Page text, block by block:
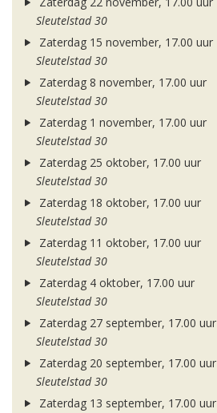
Sleutelstad 30
Zaterdag 15 november, 17.00 uur
Sleutelstad 30
Zaterdag 8 november, 17.00 uur
Sleutelstad 30
Zaterdag 1 november, 17.00 uur
Sleutelstad 30
Zaterdag 25 oktober, 17.00 uur
Sleutelstad 30
Zaterdag 18 oktober, 17.00 uur
Sleutelstad 30
Zaterdag 11 oktober, 17.00 uur
Sleutelstad 30
Zaterdag 4 oktober, 17.00 uur
Sleutelstad 30
Zaterdag 27 september, 17.00 uur
Sleutelstad 30
Zaterdag 20 september, 17.00 uur
Sleutelstad 30
Zaterdag 13 september, 17.00 uur